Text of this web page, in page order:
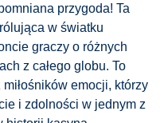
przygoda! Ta
w światku
graczy o różnych
z całego globu. To
emocji, którzy
i zdolności w jednym z